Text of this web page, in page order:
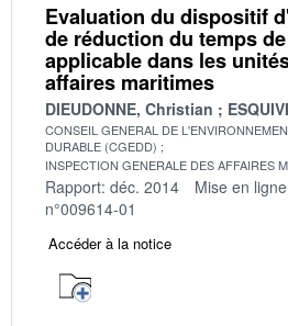
Evaluation du dispositif
de réduction du temps
applicable dans les
affaires maritimes
DIEUDONNE, Christian
CONSEIL GENERAL DE
DURABLE (CGEDD)
INSPECTION GENERALE DES AFFAIRES
Rapport: déc. 2014 Mise en
n°009614-01
Accéder à la notice